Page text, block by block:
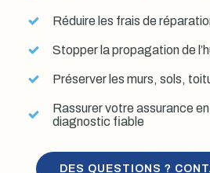
Réduire les frais de
Stopper la propagation de
Préserver les murs, sols,
Rassurer votre assurance
diagnostic fiable
DES QUESTIONS ?